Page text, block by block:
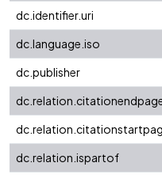
dc.identifier.uri
dc.language.iso
dc.publisher
dc.relation.ispartof